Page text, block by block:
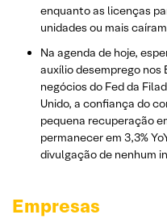
enquanto as licenças
unidades ou mais
Na agenda de hoje,
auxílio desemprego nos
negócios do Fed da
Unido, a confiança do
pequena recuperação
permanecer em 3,3%
divulgação de nenhum
Empresas